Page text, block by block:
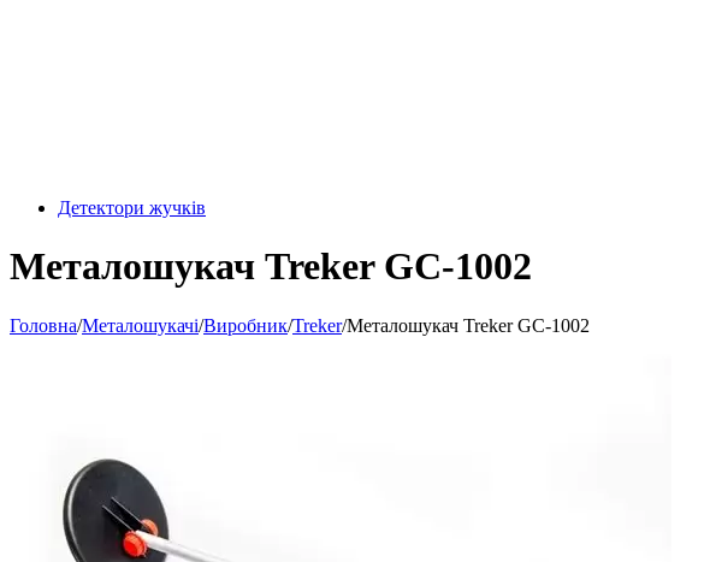
Детектори жучків
Металошукач Treker GC-1002
Головна/Металошукачі/Виробник/Treker/Металошукач Treker GC-1002